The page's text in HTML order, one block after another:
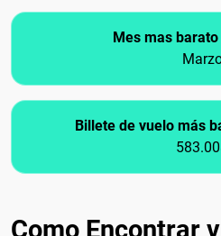
Mes mas
Billete de vuelo más
Como Encontrar